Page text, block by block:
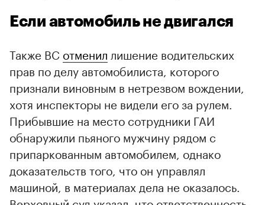
Если автомобиль не двигался
Также ВС отменил лишение водительских
прав по делу автомобилиста, которого
признали виновным в нетрезвом вождении,
хотя инспекторы не видели его за рулем.
Прибывшие на место сотрудники ГАИ
обнаружили пьяного мужчину рядом с
припаркованным автомобилем, однако
доказательств того, что он управлял
машиной, в материалах дела не оказалось.